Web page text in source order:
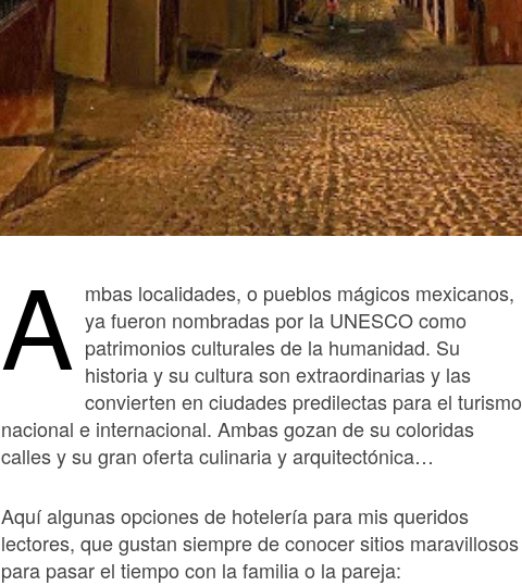
A mbas localidades, o pueblos mágicos mexicanos,
ya fueron nombradas por la UNESCO como
patrimonios culturales de la humanidad. Su
historia y su cultura son extraordinarias y las
convierten en ciudades predilectas para el turismo
nacional e internacional. Ambas gozan de su coloridas
calles y su gran oferta culinaria y arquitectónica…
Aquí algunas opciones de hotelería para mis queridos
lectores, que gustan siempre de conocer sitios maravillosos
para pasar el tiempo con la familia o la pareja: